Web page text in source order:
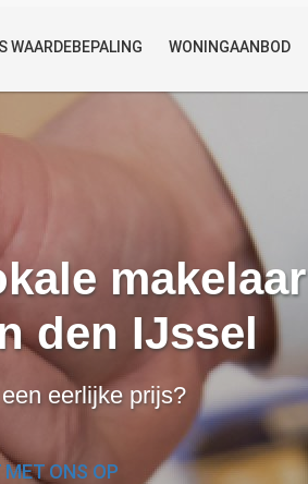
WAARDEBEPALING WONINGAANBOD
makelaar
den IJssel
eerlijke prijs?
ONS OP